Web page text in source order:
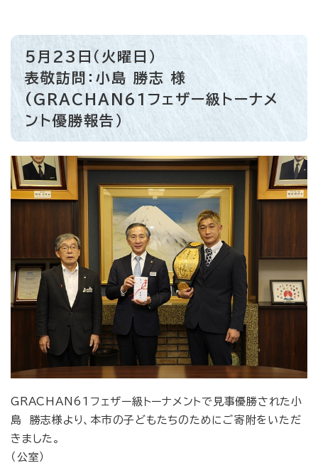
5月23日（火曜日）
表敬訪問：小島 勝志 様
(GRACHAN61フェザー級トーナメ
ント優勝報告）
GRACHAN61フェザー級トーナメントで見事優勝された小
島 勝志様より、本市の子どもたちのためにご寄附をいただ
きました。
（公室）